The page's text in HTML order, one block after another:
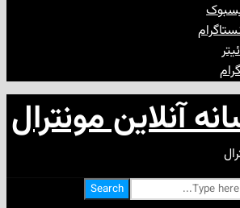
Search